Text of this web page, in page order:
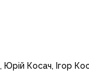
Юрій Косач, Ігор